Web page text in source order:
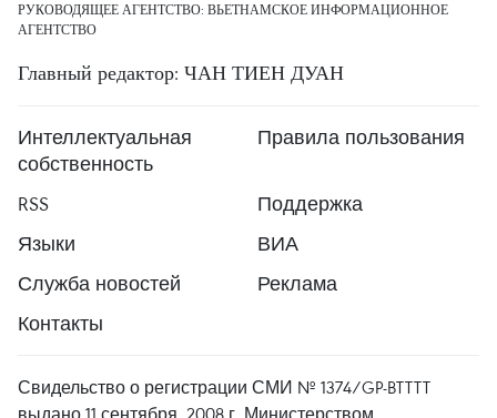
РУКОВОДЯЩЕЕ АГЕНТСТВО: ВЬЕТНАМСКОЕ ИНФОРМАЦИОННОЕ
АГЕНТСТВО
Главный редактор: ЧАН ТИЕН ДУАН
Интеллектуальная
собственность
Правила пользования
RSS
Поддержка
Языки
ВИА
Служба новостей
Реклама
Контакты
Свидельство о регистрации СМИ № 1374/GP-BTTTT